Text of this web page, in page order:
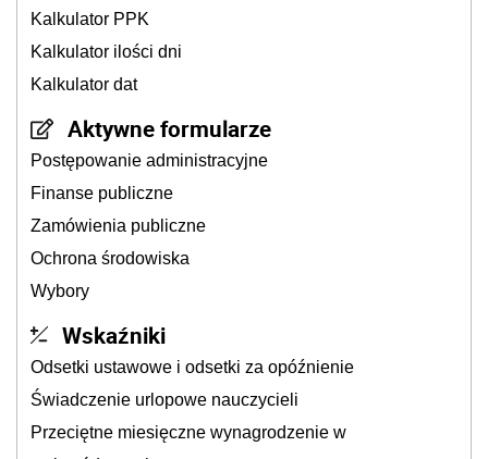
Kalkulator PPK
Kalkulator ilości dni
Kalkulator dat
Aktywne formularze
Postępowanie administracyjne
Finanse publiczne
Zamówienia publiczne
Ochrona środowiska
Wybory
Wskaźniki
Odsetki ustawowe i odsetki za opóźnienie
Świadczenie urlopowe nauczycieli
Przeciętne miesięczne wynagrodzenie w